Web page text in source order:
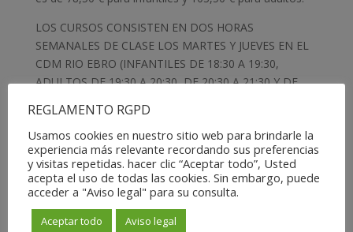
LOS CURSOS CONSISTEN EN DOS HORAS
SEMANALES DE CLASE LOS MARTES Y JUEVES EN EL
CDM RIO EBRO (INFANTILES DE 18:30 A 19:30,
ADULTOS DE 19:30 A 20:30, DE 20:30 A 21:30 Y DE
OS ADJUNTAMOS LA FICHA DE INSCRIPCIÓN
NECESARIA Y ANIMARSE A PARTICIPAR:
fichabadminton2013-2014.doc
Para una mayor información la podeís encontrar en la
web:www.zaragozadeporte.com
REGLAMENTO RGPD
Usamos cookies en nuestro sitio web para brindarle la
experiencia más relevante recordando sus preferencias
y visitas repetidas. hacer clic “Aceptar todo”, Usted
acepta el uso de todas las cookies. Sin embargo, puede
acceder a "Aviso legal" para su consulta.
Aceptar todo Aviso legal